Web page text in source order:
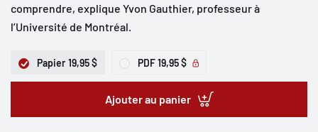
comprendre, explique Yvon Gauthier, professeur à
l’Université de Montréal.
Papier 19,95 $ PDF19,95 $
Ajouter au panier